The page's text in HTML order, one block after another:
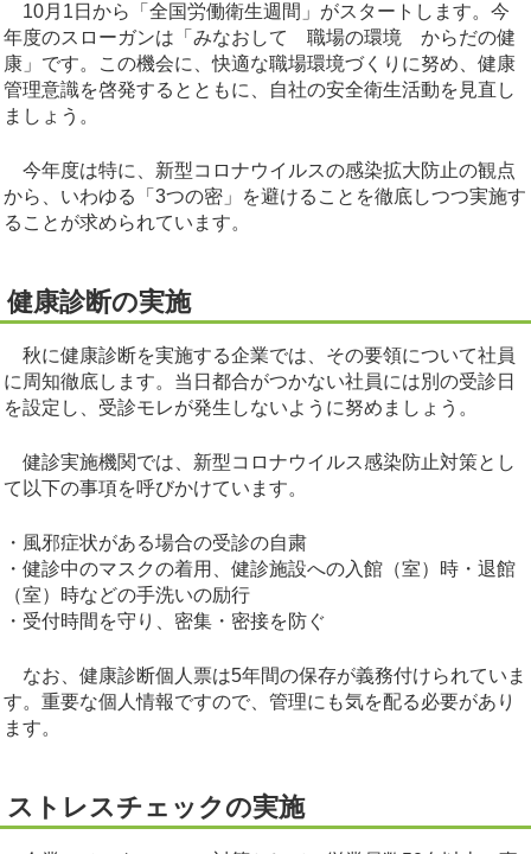
10月1日から「全国労働衛生週間」がスタートします。今
年度のスローガンは「みなおして 職場の環境 からだの健
康」です。この機会に、快適な職場環境づくりに努め、健康
管理意識を啓発するとともに、自社の安全衛生活動を見直し
ましょう。
今年度は特に、新型コロナウイルスの感染拡大防止の観点
から、いわゆる「3つの密」を避けることを徹底しつつ実施す
ることが求められています。
健康診断の実施
秋に健康診断を実施する企業では、その要領について社員
に周知徹底します。当日都合がつかない社員には別の受診日
を設定し、受診モレが発生しないように努めましょう。
健診実施機関では、新型コロナウイルス感染防止対策とし
て以下の事項を呼びかけています。
・風邪症状がある場合の受診の自粛
・健診中のマスクの着用、健診施設への入館（室）時・退館
（室）時などの手洗いの励行
・受付時間を守り、密集・密接を防ぐ
なお、健康診断個人票は5年間の保存が義務付けられていま
す。重要な個人情報ですので、管理にも気を配る必要があり
ます。
ストレスチェックの実施